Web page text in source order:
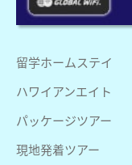
留学ホームステイ
ハワイアンエイト
パッケージツアー
現地発着ツアー